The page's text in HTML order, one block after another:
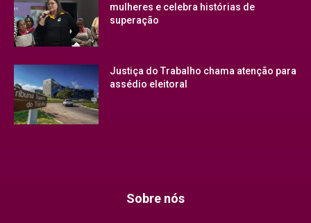
mulheres e celebra histórias de
superação
Justiça do Trabalho chama atenção para
assédio eleitoral
Sobre nós